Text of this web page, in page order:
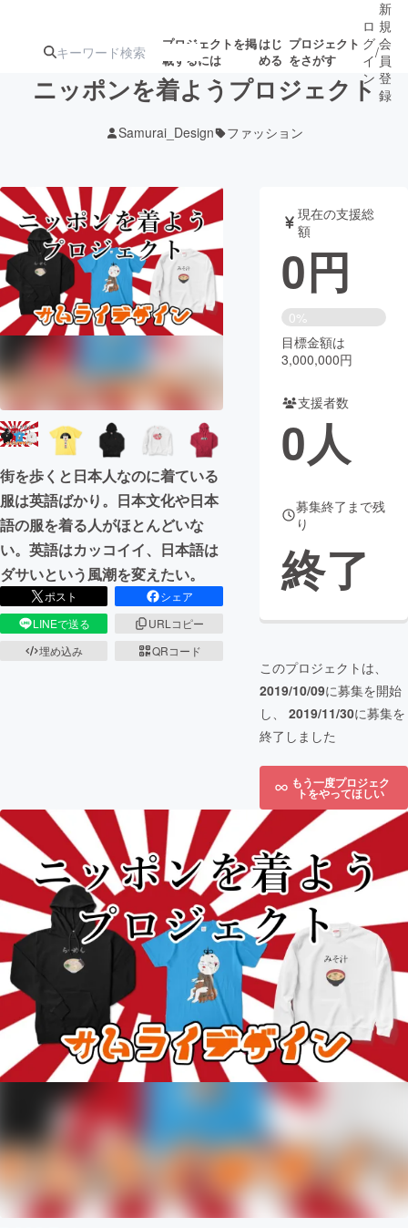
プロジェクトを掲
載するには
はじ
める
プロジェクト
をさがす
アート・写真
テクノロジー・ガジェット ゲーム・サ
書籍・雑誌
ビジネス・起業 チャレンジ
まちづくり・地域活性化
CAMPFIRE for Social Good
CAMPFIRE Creation
CAMPFIREふるさと納税
コミュニティ
ロ
グ
イ
ン
/
新
規
会
員
登
録
ニッポンを着ようプロジェクト
Samurai_Design ファッション
街を歩くと日本人なのに着ている
服は英語ばかり。日本文化や日本
語の服を着る人がほとんどいな
い。英語はカッコイイ、日本語は
ダサいという風潮を変えたい。
ポスト
シェア
LINEで送る
URLコピー
埋め込み
QRコード
現在の支援総
額
0円
0%
目標金額は
3,000,000円
支援者数
0人
募集終了まで残
り
終了
このプロジェクトは、
2019/10/09に募集を開始
し、 2019/11/30に募集を
終了しました
もう一度プロジェク
トをやってほしい